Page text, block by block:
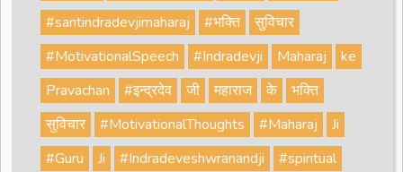
#santindradevjimaharaj
#भक्ति
सुविचार
#MotivationalSpeech
#Indradevji Maharaj
ke
Pravachan
#इन्द्रदेव जी महाराज के
भक्ति
सुविचार
#MotivationalThoughts #Maharaj
Ji
#Guru
Ji #Indradeveshwranandji
#spiritual